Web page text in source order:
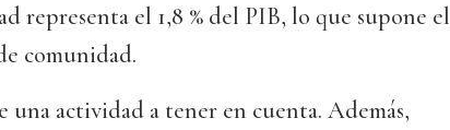
representa el 1,8 % del PIB, lo que supone el
comunidad.
una actividad a tener en cuenta. Además,